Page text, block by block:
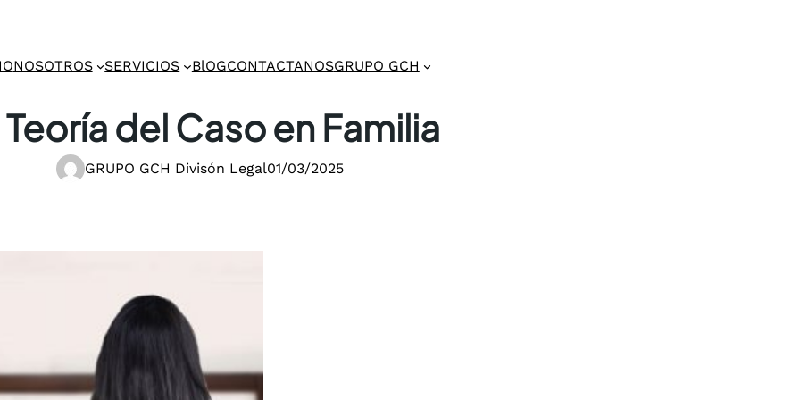
NOSOTROS SERVICIOS BlOGCONTACTANOSGRUPO GCH
Teoría del Caso en Familia
GRUPO GCH Divisón Legal01/03/2025